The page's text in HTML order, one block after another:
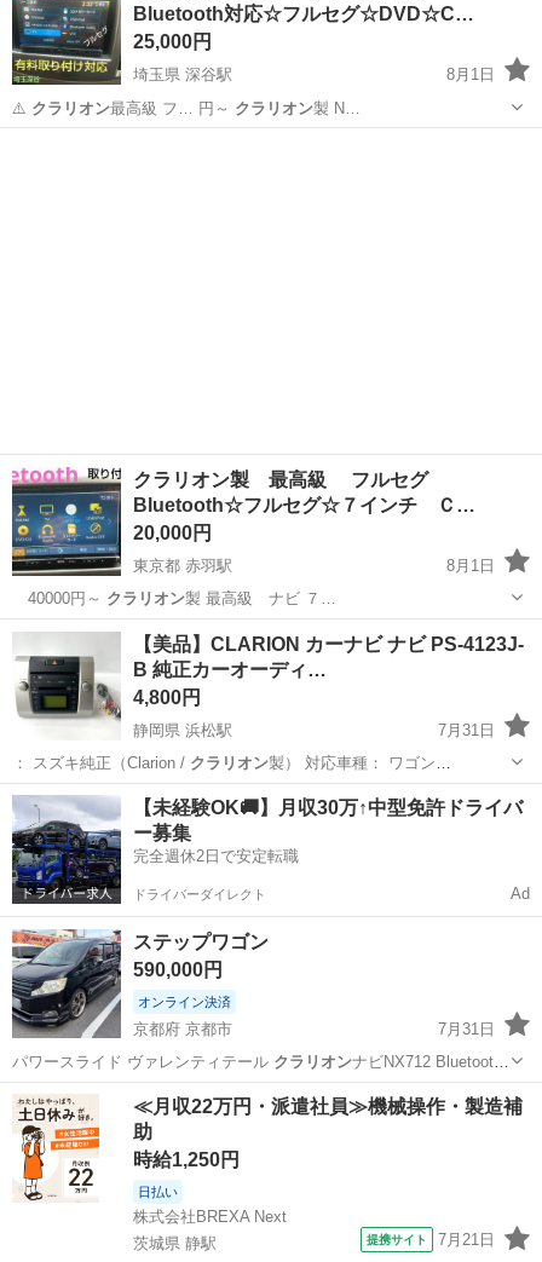
Bluetooth対応☆フルセグ☆DVD☆C…
25,000円
埼玉県 深谷駅
8月1日
⚠️ クラリオン 最高級 フ… 円～ クラリオン 製 N…
クラリオン製 最高級 フルセグ
Bluetooth☆フルセグ☆７インチ Ｃ…
20,000円
東京都 赤羽駅
8月1日
40000円～ クラリオン 製 最高級 ナビ ７…
東京 千代田区 赤羽駅 カーナビ、テレビ 13インチ
【美品】CLARION カーナビ ナビ PS-4123J-
B 純正カーオーディ…
4,800円
静岡県 浜松駅
7月31日
： スズキ純正（Clarion / クラリオン製） 対応車種： ワゴン
R（MH21…
静岡 浜松市 浜松駅 カーナビ、テレビ
【未経験OK🚚】月収30万↑中型免許ドライバ
ー募集
完全週休2日で安定転職
ドライバーダイレクト Ad
ステップワゴン
590,000円
オンライン決済
京都府 京都市
7月31日
パワースライド ヴァレンティテール クラリオンナビNX712 Bluetooth
有…
京都 京都市 その他
≪月収22万円・派遣社員≫機械操作・製造補
助
時給1,250円
日払い
株式会社BREXA Next
茨城県 静駅
提携サイト 7月21日